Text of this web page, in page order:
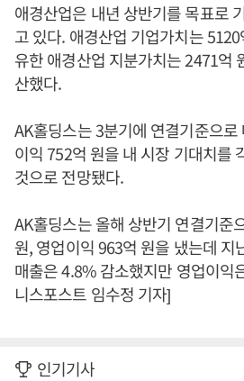
애경산업은 내년 상반기를 목표로
고 있다. 애경산업 기업가치는
유한 애경산업 지분가치는 2471억
산했다.
AK홀딩스는 3분기에 연결기준으로
이익 752억 원을 내 시장 기대치를
것으로 전망됐다.
AK홀딩스는 올해 상반기 연결기준
원, 영업이익 963억 원을 냈는데 지
매출은 4.8% 감소했지만 영업이익
니스포스트 임수정 기자]
인기기사